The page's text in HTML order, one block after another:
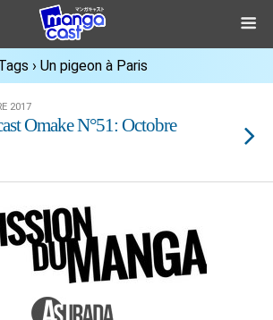
› Un pigeon à Paris
2017
Omake N°51: Octobre